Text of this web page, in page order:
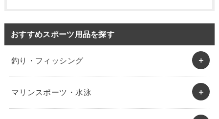
おすすめスポーツ用品を探す
釣り・フィッシング
マリンスポーツ・水泳